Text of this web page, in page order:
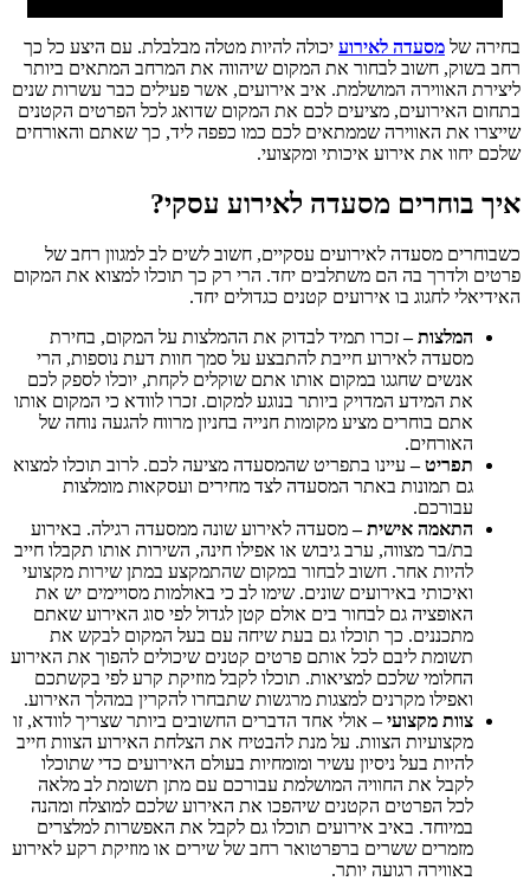
בחירה של מסעדה לאירוע יכולה להיות מטלה מבלבלת. עם היצע כל כך
רחב בשוק, חשוב לבחור את המקום שיהווה את המרחב המתאים ביותר
ליצירת האווירה המושלמת. איב אירועים, אשר פעילים כבר עשרות שנים
בתחום האירועים, מציעים לכם את המקום שדואג לכל הפרטים הקטנים
שייצרו את האווירה שממתאים לכם כמו כפפה ליד, כך שאתם והאורחים
שלכם יחוו את אירוע איכותי ומקצועי.
איך בוחרים מסעדה לאירוע עסקי?
כשבוחרים מסעדה לאירועים עסקיים, חשוב לשים לב למגוון רחב של
פרטים ולדרך בה הם משתלבים יחד. הרי רק כך תוכלו למצוא את המקום
האידיאלי לחגוג בו אירועים קטנים כגדולים יחד.
המלצות –זכרו תמיד לבדוק את ההמלצות על המקום, בחירת
מסעדה לאירוע חייבת להתבצע על סמך חוות דעת נוספות, הרי
אנשים שחגגו במקום אותו אתם שוקלים לקחת, יוכלו לספק לכם
את המידע המדויק ביותר בנוגע למקום. זכרו לוודא כי המקום אותו
אתם בוחרים מציע מקומות חנייה בחניון מרווח להגעה נוחה של
האורחים.
תפריט –עיינו בתפריט שהמסעדה מציעה לכם. לרוב תוכלו למצוא
גם תמונות באתר המסעדה לצד מחירים ועסקאות מומלצות
עבורכם.
התאמה אישית –מסעדה לאירוע שונה ממסעדה רגילה. באירוע
בת/בר מצווה, ערב גיבוש או אפילו חינה, השירות אותו תקבלו חייב
להיות אחר. חשוב לבחור במקום שהתמקצע במתן שירות מקצועי
ואיכותי באירועים שונים. שימו לב כי באולמות מסויימים יש את
האופציה גם לבחור בים אולם קטן לגדול לפי סוג האירוע שאתם
מתכננים. כך תוכלו גם בעת שיחה עם בעל המקום לבקש את
תשומת ליבם לכל אותם פרטים קטנים שיכולים להפוך את האירוע
החלומי שלכם למציאות. תוכלו לקבל מוזיקת קרע לפי בקשתכם
ואפילו מקרנים למצגות מרגשות שתבחרו להקרין במהלך האירוע.
צוות מקצועי –אולי אחד הדברים החשובים ביותר שצריך לוודא, זו
מקצועיות הצוות. על מנת להבטיח את הצלחת האירוע הצוות חייב
להיות בעל ניסיון עשיר ומומחיות בעולם האירועים כדי שתוכלו
לקבל את החוויה המושלמת עבורכם עם מתן תשומת לב מלאה
לכל הפרטים הקטנים שיהפכו את האירוע שלכם למוצלח ומהנה
במיוחד. באיב אירועים תוכלו גם לקבל את האפשרות למלצרים
מזמרים ששרים ברפרטואר רחב של שירים או מוזיקת רקע לאירוע
באווירה רגועה יותר.